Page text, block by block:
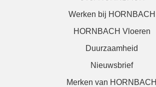
Werken bij HORNBACH
HORNBACH Vloeren
Duurzaamheid
Nieuwsbrief
Merken van HORNBACH